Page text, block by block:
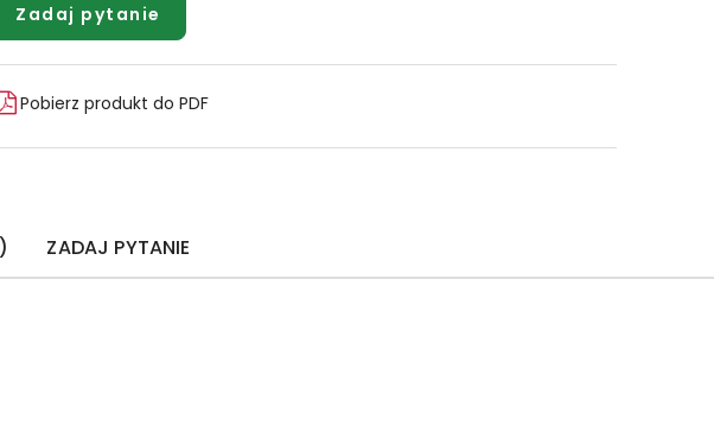
Zadaj pytanie
Pobierz produkt do PDF
ZADAJ PYTANIE